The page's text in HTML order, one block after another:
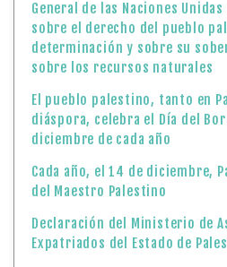
General de las Naciones
sobre el derecho del pueblo
determinación y sobre su
sobre los recursos naturales
El pueblo palestino, tanto en
diáspora, celebra el Día del
diciembre de cada año
Cada año, el 14 de diciembre,
del Maestro Palestino
Declaración del Ministerio de
Expatriados del Estado de